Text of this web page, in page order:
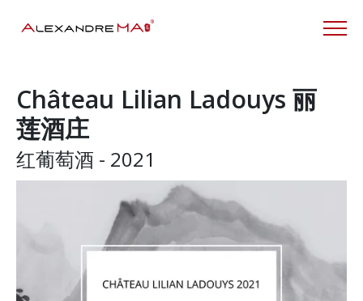
Château Lilian Ladouys 丽
莲酒庄
红葡萄酒 - 2021